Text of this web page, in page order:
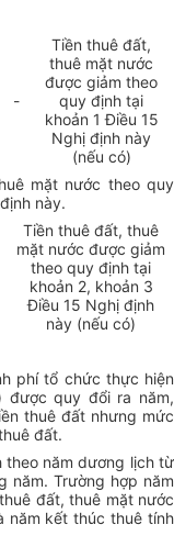
-
Tiền thuê đất,
thuê mặt nước
được giảm theo
quy định tại
khoản 1 Điều 15
Nghị định này
(nếu có)
mặt nước theo quy
này.
Tiền thuê đất, thuê
mặt nước được giảm
theo quy định tại
khoản 2, khoản 3
Điều 15 Nghị định
này (nếu có)
phí tổ chức thực hiện
được quy đổi ra năm,
thuê đất nhưng mức
đất.
theo năm dương lịch từ
năm. Trường hợp năm
đất, thuê mặt nước
năm kết thúc thuê tính